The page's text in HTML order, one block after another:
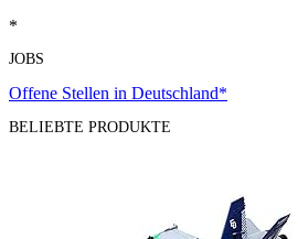
*
JOBS
Offene Stellen in Deutschland*
BELIEBTE PRODUKTE